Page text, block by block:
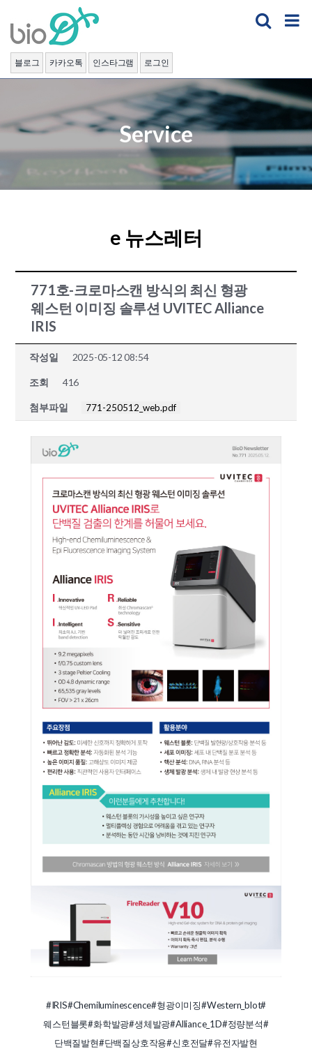
content
블로그 카카오톡 인스타그램 로그인
Service
e 뉴스레터
771호-크로마스캔 방식의 최신 형광
웨스턴 이미징 솔루션 UVITEC Alliance
IRIS
작성일 2025-05-12 08:54
조회 416
첨부파일 771-250512_web.pdf
#IRIS#Chemiluminescence#형광이미징#Western_blot#
웨스턴블롯#화학발광#생체발광#Alliance_1D#정량분석#
단백질발현#단백질상호작용#신호전달#유전자발현